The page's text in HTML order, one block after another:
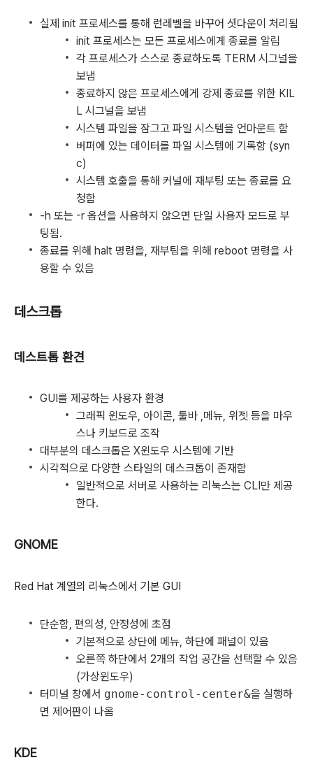
실제 init 프로세스를 통해 런레벨을 바꾸어 셧다운이 처리됨
init 프로세스는 모든 프로세스에게 종료를 알림
각 프로세스가 스스로 종료하도록 TERM 시그널을
보냄
종료하지 않은 프로세스에게 강제 종료를 위한 KIL
L 시그널을 보냄
시스템 파일을 잠그고 파일 시스템을 언마운트 함
버퍼에 있는 데이터를 파일 시스템에 기록함 (syn
c)
시스템 호출을 통해 커널에 재부팅 또는 종료를 요
청함
-h 또는 -r 옵션을 사용하지 않으면 단일 사용자 모드로 부
팅됨.
종료를 위해 halt 명령을, 재부팅을 위해 reboot 명령을 사
용할 수 있음
데스크톱
데스트톱 환견
GUI를 제공하는 사용자 환경
그래픽 윈도우, 아이콘, 툴바 ,메뉴, 위젯 등을 마우
스나 키보드로 조작
대부분의 데스크톱은 X윈도우 시스템에 기반
시각적으로 다양한 스타일의 데스크톱이 존재함
일반적으로 서버로 사용하는 리눅스는 CLI만 제공
한다.
GNOME
Red Hat 계열의 리눅스에서 기본 GUI
단순함, 편의성, 안정성에 초점
기본적으로 상단에 메뉴, 하단에 패널이 있음
오른쪽 하단에서 2개의 작업 공간을 선택할 수 있음
(가상윈도우)
터미널 창에서 gnome-control-center&을 실행하
면 제어판이 나옴
KDE